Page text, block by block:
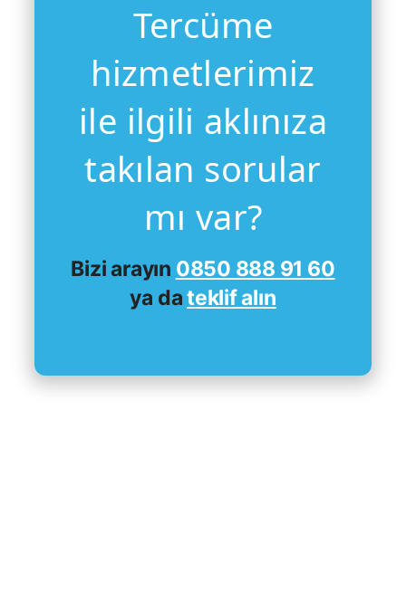
Tercüme
hizmetlerimiz
ile ilgili aklınıza
takılan sorular
mı var?
Bizi arayın 0850 888 91 60
ya dateklif alın